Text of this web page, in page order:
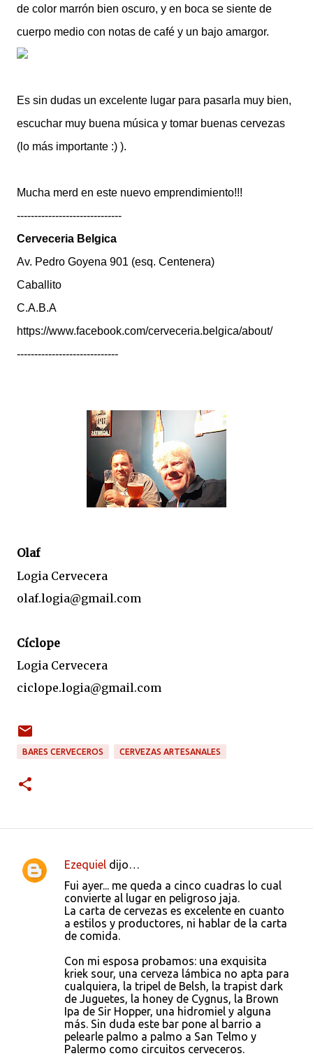
de color marrón bien oscuro, y en boca se siente de
cuerpo medio con notas de café y un bajo amargor.
Es sin dudas un excelente lugar para pasarla muy bien,
escuchar muy buena música y tomar buenas cervezas
(lo más importante :) ).
Mucha merd en este nuevo emprendimiento!!!
------------------------------
Cerveceria Belgica
Av. Pedro Goyena 901 (esq. Centenera)
Caballito
C.A.B.A
https://www.facebook.com/cerveceria.belgica/about/
-----------------------------
Olaf
Logia Cervecera
olaf.logia@gmail.com
Cíclope
Logia Cervecera
ciclope.logia@gmail.com
BARES CERVECEROS CERVEZAS ARTESANALES
C
Ezequiel dijo…
Fui ayer... me queda a cinco cuadras lo cual
convierte al lugar en peligroso jaja.
La carta de cervezas es excelente en cuanto
a estilos y productores, ni hablar de la carta
de comida.
Con mi esposa probamos: una exquisita
kriek sour, una cerveza lámbica no apta para
cualquiera, la tripel de Belsh, la trapist dark
de Juguetes, la honey de Cygnus, la Brown
Ipa de Sir Hopper, una hidromiel y alguna
más. Sin duda este bar pone al barrio a
pelearle palmo a palmo a San Telmo y
Palermo como circuitos cerveceros.